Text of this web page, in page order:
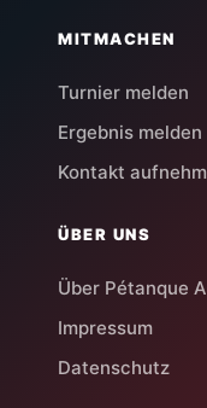
MITMACHEN
Turnier melden
Ergebnis melden
Kontakt
ÜBER UNS
Über Pétanque
Impressum
Datenschutz